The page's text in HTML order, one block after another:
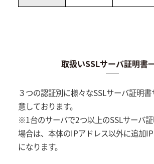
取扱いSSLサーバ証明書
３つの認証別に様々なSSLサーバ証明
意しております。
※1台のサーバで2つ以上のSSLサーバ
場合は、本体のIPアドレス以外に追加
になります。